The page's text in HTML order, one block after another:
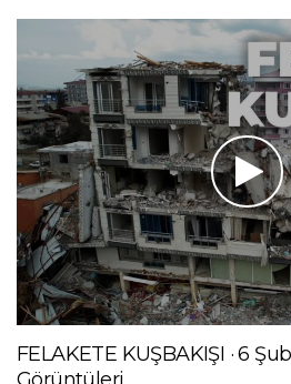
FELAKETE KUŞBAKIŞI · 6
Görüntüleri